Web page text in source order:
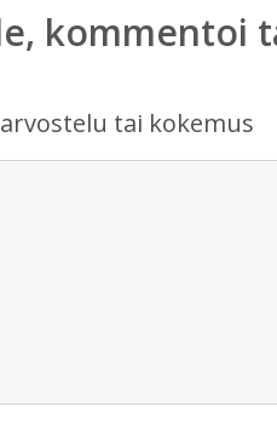
kommentoi
tai kokemus